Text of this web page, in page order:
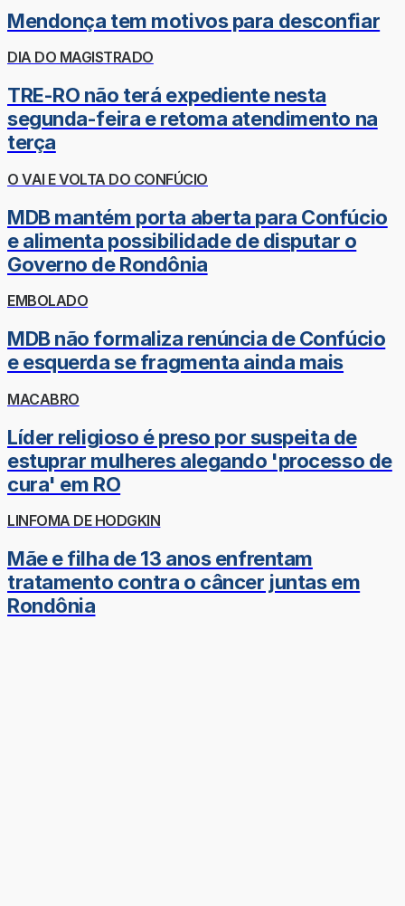
Mendonça tem motivos para desconfiar
DIA DO MAGISTRADO
TRE-RO não terá expediente nesta
segunda-feira e retoma atendimento na
terça
O VAI E VOLTA DO CONFÚCIO
MDB mantém porta aberta para Confúcio
e alimenta possibilidade de disputar o
Governo de Rondônia
EMBOLADO
MDB não formaliza renúncia de Confúcio
e esquerda se fragmenta ainda mais
MACABRO
Líder religioso é preso por suspeita de
estuprar mulheres alegando 'processo de
cura' em RO
LINFOMA DE HODGKIN
Mãe e filha de 13 anos enfrentam
tratamento contra o câncer juntas em
Rondônia